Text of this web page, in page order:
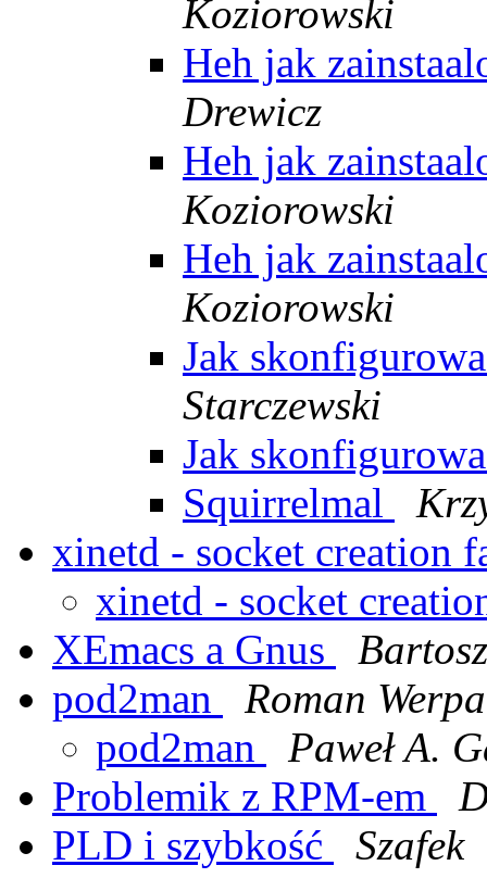
Koziorowski
Heh jak
Drewicz
Heh jak
Koziorowski
Heh jak
Koziorowski
Jak
Starczewski
Jak
Squirrelmal
xinetd - socket creation
xinetd - socket
XEmacs a Gnus
pod2man
Roman
pod2man
Paweł A.
Problemik z RPM-em
PLD i szybkość
Szafek